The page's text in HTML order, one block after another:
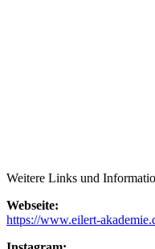
Weitere Links und
Webseite:
https://www.eilert-